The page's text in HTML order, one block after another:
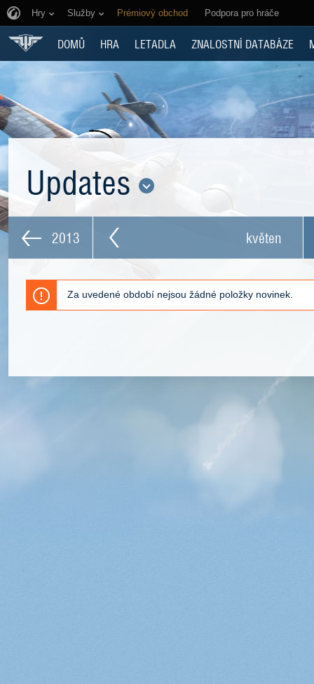
Hry Služby Prémiový obchod Podpora pro hráče
DOMŮ HRA LETADLA ZNALOSTNÍ DATABÁZE
Updates
2013 květen
Za uvedené období nejsou žádné položky novinek.